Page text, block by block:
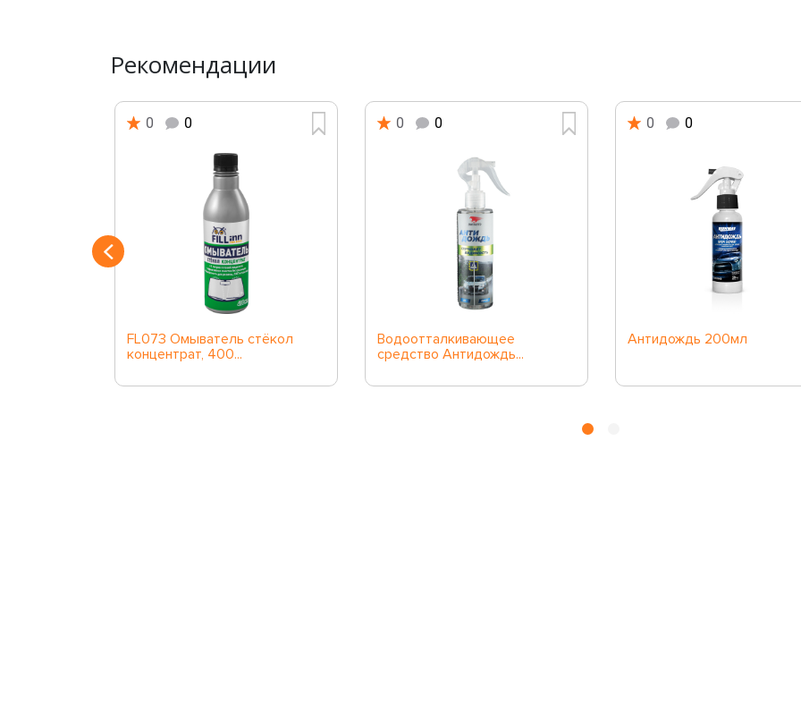
Рекомендации
0 0
FL073 Омыватель стёкол
концентрат, 400...
0 0
Водоотталкивающее
средство Антидождь...
0 0
Антидождь 200мл